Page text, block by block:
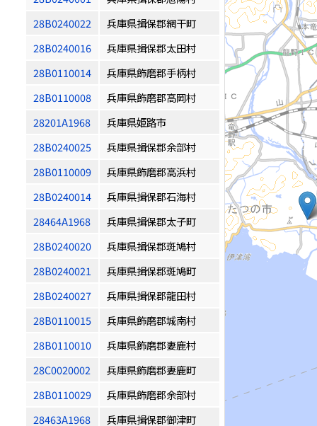
28B0240022
兵庫県揖保郡網干町
28B0240016
兵庫県揖保郡太田村
28B0110014
兵庫県飾磨郡手柄村
28B0110008
兵庫県飾磨郡高岡村
28201A1968
兵庫県姫路市
28B0240025
兵庫県揖保郡余部村
28B0110009
兵庫県飾磨郡高浜村
28B0240014
兵庫県揖保郡石海村
28464A1968
兵庫県揖保郡太子町
28B0240020
兵庫県揖保郡斑鳩村
28B0240021
兵庫県揖保郡斑鳩町
28B0240027
兵庫県揖保郡龍田村
28B0110015
兵庫県飾磨郡城南村
28B0110010
兵庫県飾磨郡妻鹿村
28C0020002
兵庫県飾磨郡妻鹿町
28B0110029
兵庫県飾磨郡余部村
28463A1968
兵庫県揖保郡御津町